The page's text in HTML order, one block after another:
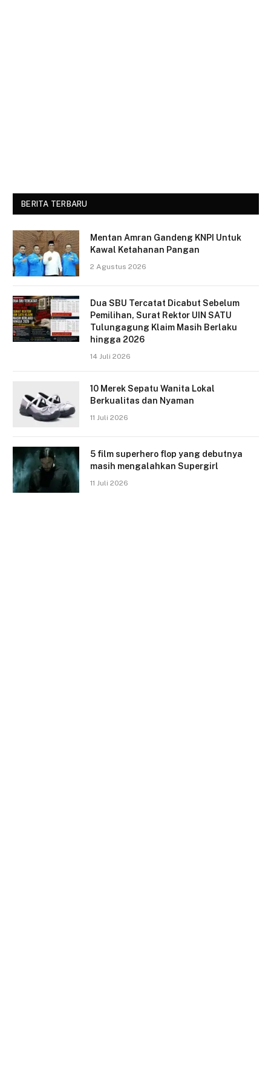
BERITA TERBARU
Mentan Amran Gandeng KNPI Untuk
Kawal Ketahanan Pangan
2 Agustus 2026
Dua SBU Tercatat Dicabut Sebelum
Pemilihan, Surat Rektor UIN SATU
Tulungagung Klaim Masih Berlaku
hingga 2026
14 Juli 2026
10 Merek Sepatu Wanita Lokal
Berkualitas dan Nyaman
11 Juli 2026
5 film superhero flop yang debutnya
masih mengalahkan Supergirl
11 Juli 2026